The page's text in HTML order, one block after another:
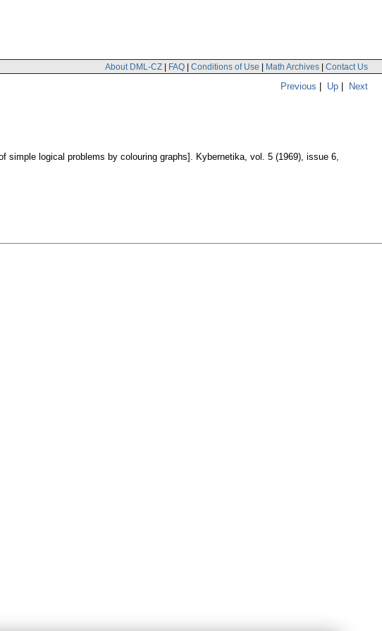
About DML-CZ | FAQ | Conditions of Use | Math Archives | Contact Us
Previous | Up | Next
simple logical problems by colouring graphs]. Kybernetika, vol. 5 (1969), issue 6,